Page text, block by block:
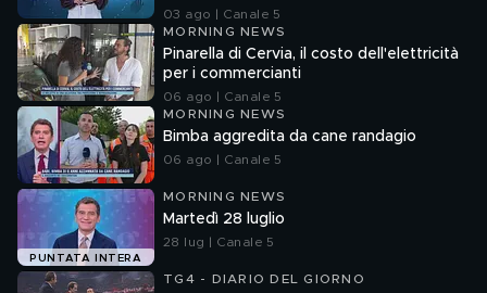
03 ago | Canale 5
MORNING NEWS
Pinarella di Cervia, il costo dell'elettricità
per i commercianti
06 ago | Canale 5
MORNING NEWS
Bimba aggredita da cane randagio
06 ago | Canale 5
PUNTATA INTERA
MORNING NEWS
Martedì 28 luglio
28 lug | Canale 5
TG4 - DIARIO DEL GIORNO